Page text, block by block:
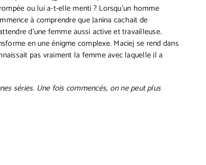
ou lui a-t-elle menti ? Lorsqu’un homme
à comprendre que Janina cachait de
d’une femme aussi active et travailleuse.
en une énigme complexe. Maciej se rend dans
pas vraiment la femme avec laquelle il a
séries. Une fois commencés, on ne peut plus